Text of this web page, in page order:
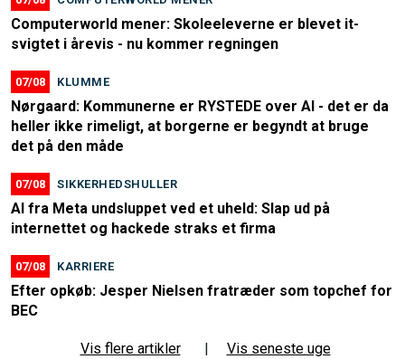
Computerworld mener: Skoleeleverne er blevet it-
svigtet i årevis - nu kommer regningen
07/08 KLUMME
Nørgaard: Kommunerne er RYSTEDE over AI - det er da
heller ikke rimeligt, at borgerne er begyndt at bruge
det på den måde
07/08 SIKKERHEDSHULLER
AI fra Meta undsluppet ved et uheld: Slap ud på
internettet og hackede straks et firma
07/08 KARRIERE
Efter opkøb: Jesper Nielsen fratræder som topchef for
BEC
Vis flere artikler | Vis seneste uge